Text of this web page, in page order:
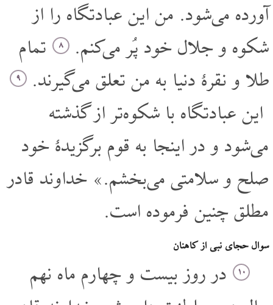
آورده می‌شود. من این عبادتگاه را از
شکوه و جلال خود پُر می‌کنم.
۸ تمام
طلا و نقرۀ دنیا به من تعلق می‌گیرند.
۹
این عبادتگاه با شکوه‌تر از گذشته
می‌شود و در اینجا به قوم برگزیدۀ خود
صلح و سلامتی می‌بخشم.» خداوند قادر
مطلق چنین فرموده است.
سوال حجای نبی از کاهنان
۱۰ در روز بیست و چهارم ماه نهم